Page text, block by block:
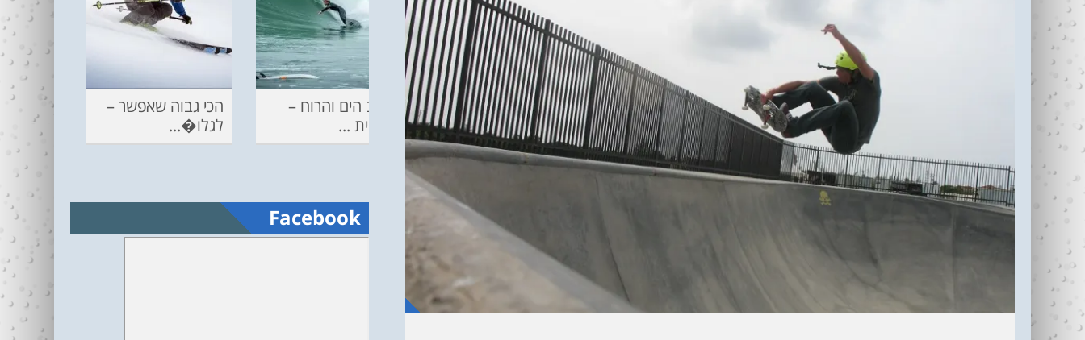
2006)
בין נתניה לחיפה
עוצרי�...
ההכנות – EILAT
ECO SUP TOUR
KITESURF
ASHDOD 2019
WINTER
CHALLENGE
מצב הים והרוח –
תחזית ...
הכי גבוה שאפשר –
לגלו�...
Facebook